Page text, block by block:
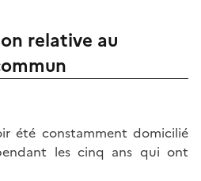
relative au
été constamment domicilié
les cinq ans qui ont